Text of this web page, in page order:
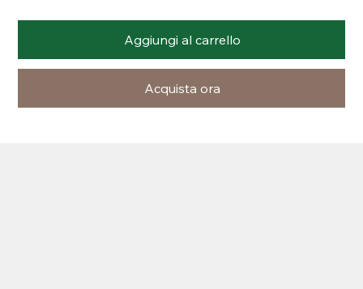
Aggiungi al carrello
Acquista ora